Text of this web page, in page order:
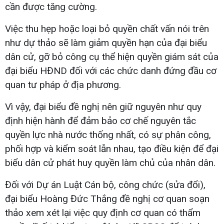
cần được tăng cường.
Việc thu hẹp hoặc loại bỏ quyền chất vấn nói trên
như dự thảo sẽ làm giảm quyền hạn của đại biểu
dân cử, gỡ bỏ công cụ thể hiện quyền giám sát của
đại biểu HĐND đối với các chức danh đứng đầu cơ
quan tư pháp ở địa phương.
Vì vậy, đại biểu đề nghị nên giữ nguyên như quy
định hiện hành để đảm bảo cơ chế nguyên tắc
quyền lực nhà nước thống nhất, có sự phân công,
phối hợp và kiểm soát lẫn nhau, tạo điều kiện để đại
biểu dân cử phát huy quyền làm chủ của nhân dân.
Đối với Dự án Luật Cán bộ, công chức (sửa đổi),
đại biểu Hoàng Đức Thắng đề nghị cơ quan soạn
thảo xem xét lại việc quy định cơ quan có thẩm